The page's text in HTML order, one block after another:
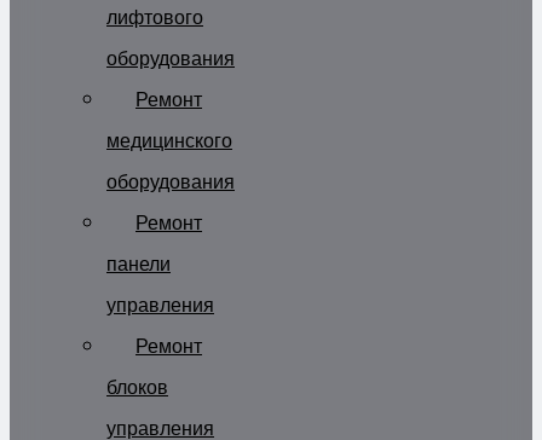
лифтового
оборудования
Ремонт
медицинского
оборудования
Ремонт
панели
управления
Ремонт
блоков
управления